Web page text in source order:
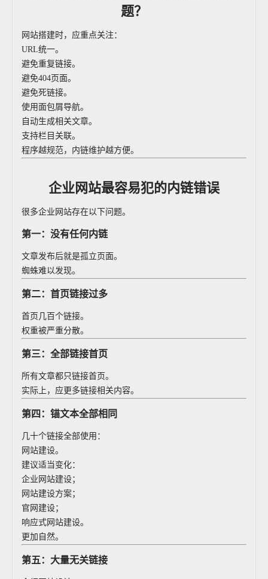
题？
网站搭建时，应重点关注：
URL统一。
避免重复链接。
避免404页面。
避免死链接。
使用面包屑导航。
自动生成相关文章。
支持栏目关联。
程序越规范，内链维护越方便。
企业网站最容易犯的内链错误
很多企业网站存在以下问题。
第一：没有任何内链
文章发布后就是孤立页面。
蜘蛛难以发现。
第二：首页链接过多
首页几百个链接。
权重被严重分散。
第三：全部链接首页
所有文章都只链接首页。
实际上，应更多链接相关内容。
第四：锚文本全部相同
几十个链接全部使用：
网站建设。
建议适当变化：
企业网站建设；
网站建设方案；
官网建设；
响应式网站建设。
更加自然。
第五：大量无关链接